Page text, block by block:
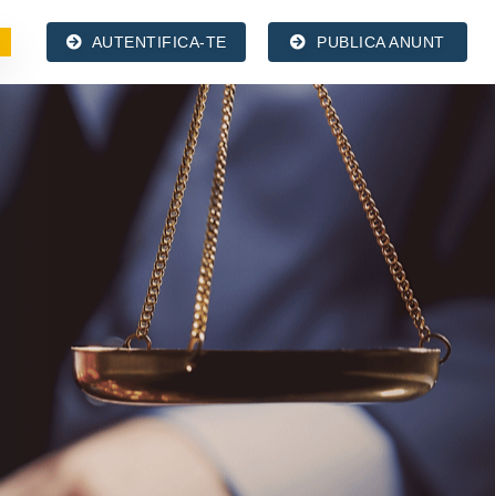
AUTENTIFICA-TE PUBLICA ANUNT